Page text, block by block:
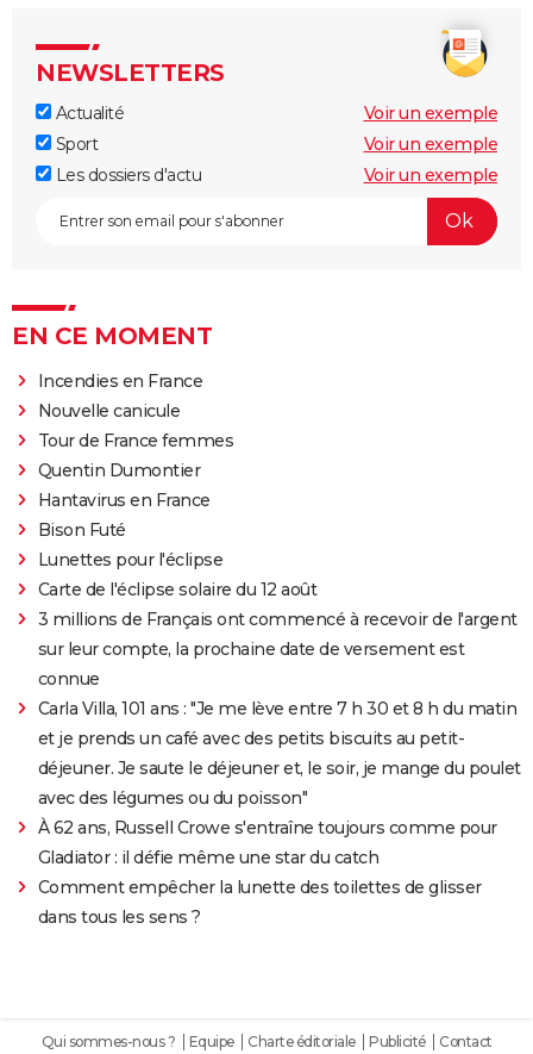
NEWSLETTERS
Actualité
Voir un exemple
Sport
Voir un exemple
Les dossiers d'actu
Voir un exemple
EN CE MOMENT
Incendies en France
Nouvelle canicule
Tour de France femmes
Quentin Dumontier
Hantavirus en France
Bison Futé
Lunettes pour l'éclipse
Carte de l'éclipse solaire du 12 août
3 millions de Français ont commencé à recevoir de l'argent
sur leur compte, la prochaine date de versement est
connue
Carla Villa, 101 ans : "Je me lève entre 7 h 30 et 8 h du matin
et je prends un café avec des petits biscuits au petit-
déjeuner. Je saute le déjeuner et, le soir, je mange du poulet
avec des légumes ou du poisson"
À 62 ans, Russell Crowe s'entraîne toujours comme pour
Gladiator : il défie même une star du catch
Comment empêcher la lunette des toilettes de glisser
dans tous les sens ?
Qui sommes-nous ? Equipe Charte éditoriale Publicité Contact